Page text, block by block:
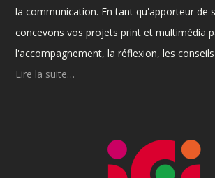
la communication. En tant qu'apporteur de
concevons vos projets print et multimédia
l'accompagnement, la réflexion, les
Lire la suite…